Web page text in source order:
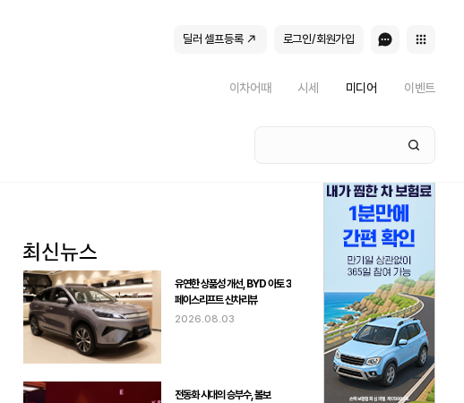
이차어때 시세 미디어 이벤트
딜러 셀프등록 로그인/회원가입
유연한 상품성 개선, BYD 아토 3
페이스리프트 신차리뷰
2026.08.03
전동화 시대의 승부수, 볼보